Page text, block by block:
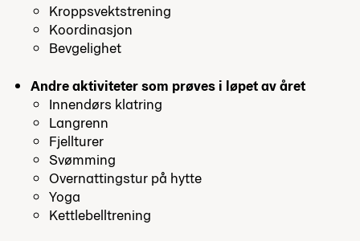
Kroppsvektstrening
Koordinasjon
Bevgelighet
Andre aktiviteter som prøves i løpet av året
Innendørs klatring
Langrenn
Fjellturer
Svømming
Overnattingstur på hytte
Yoga
Kettlebelltrening